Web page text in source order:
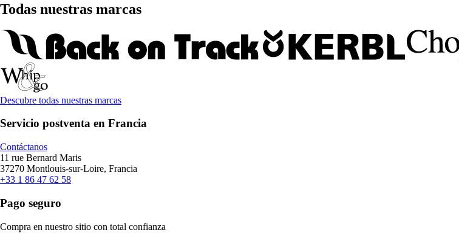
Todas nuestras marcas
Descubre todas nuestras marcas
Servicio postventa en Francia
Contáctanos
11 rue Bernard Maris
37270 Montlouis-sur-Loire, Francia
+33 1 86 47 62 58
Pago seguro
Compra en nuestro sitio con total confianza